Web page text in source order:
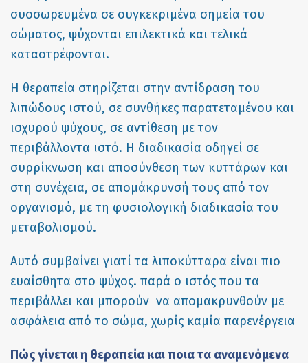
συσσωρευμένα σε συγκεκριμένα σημεία του
σώματος, ψύχονται επιλεκτικά και τελικά
καταστρέφονται.
Η θεραπεία στηρίζεται στην αντίδραση του
λιπώδους ιστού, σε συνθήκες παρατεταμένου και
ισχυρού ψύχους, σε αντίθεση με τον
περιβάλλοντα ιστό. Η διαδικασία οδηγεί σε
συρρίκνωση και αποσύνθεση των κυττάρων και
στη συνέχεια, σε απομάκρυνσή τους από τον
οργανισμό, με τη φυσιολογική διαδικασία του
μεταβολισμού.
Αυτό συμβαίνει γιατί τα λιποκύτταρα είναι πιο
ευαίσθητα στο ψύχος. παρά ο ιστός που τα
περιβάλλει και μπορούν να απομακρυνθούν με
ασφάλεια από το σώμα, χωρίς καμία παρενέργεια
Πώς γίνεται η θεραπεία και ποια τα αναμενόμενα